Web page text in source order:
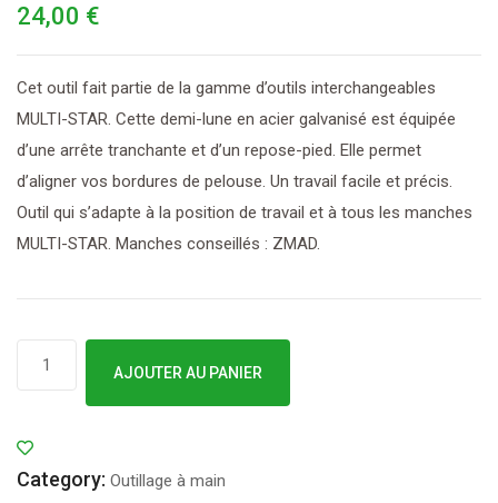
24,00 €
Cet outil fait partie de la gamme d’outils interchangeables
MULTI-STAR. Cette demi-lune en acier galvanisé est équipée
d’une arrête tranchante et d’un repose-pied. Elle permet
d’aligner vos bordures de pelouse. Un travail facile et précis.
Outil qui s’adapte à la position de travail et à tous les manches
MULTI-STAR. Manches conseillés : ZMAD.
quantité
de
WOLF
-
AJOUTER AU PANIER
Category: Outillage à main